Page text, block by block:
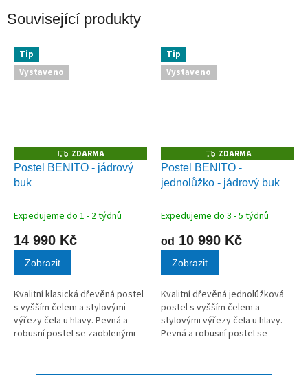
Související produkty
Tip
Vystaveno
Z
D
A
ZDARMA
Postel BENITO - jádrový
buk
Expedujeme do 1 - 2 týdnů
14 990 Kč
Zobrazit
Kvalitní klasická dřevěná postel
s vyšším čelem a stylovými
výřezy čela u hlavy. Pevná a
robusní postel se zaoblenými
Tip
Vystaveno
Z
D
A
R
ZDARMA
Postel BENITO -
jednolůžko - jádrový buk
Expedujeme do 3 - 5 týdnů
od 10 990 Kč
Zobrazit
Kvalitní dřevěná jednolůžková
postel s vyšším čelem a
stylovými výřezy čela u hlavy.
Pevná a robusní postel se